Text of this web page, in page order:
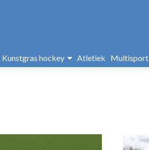
Kunstgras hockey Atletiek Multisport